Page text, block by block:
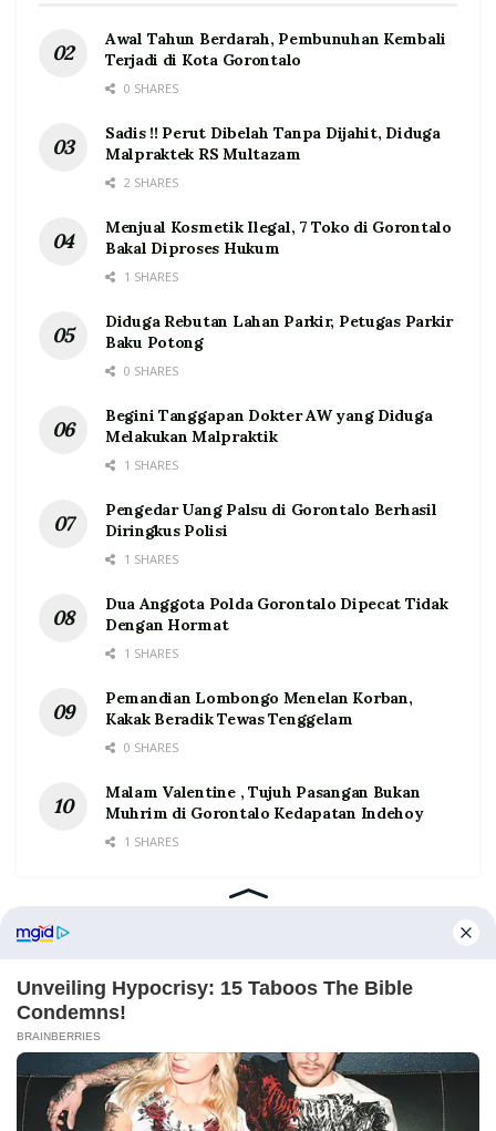
Awal Tahun Berdarah, Pembunuhan Kembali
Terjadi di Kota Gorontalo
0 SHARES
Sadis !! Perut Dibelah Tanpa Dijahit, Diduga
Malpraktek RS Multazam
2 SHARES
Menjual Kosmetik Ilegal, 7 Toko di Gorontalo
Bakal Diproses Hukum
1 SHARES
Diduga Rebutan Lahan Parkir, Petugas Parkir
Baku Potong
0 SHARES
Begini Tanggapan Dokter AW yang Diduga
Melakukan Malpraktik
1 SHARES
Pengedar Uang Palsu di Gorontalo Berhasil
Diringkus Polisi
1 SHARES
Dua Anggota Polda Gorontalo Dipecat Tidak
Dengan Hormat
1 SHARES
Pemandian Lombongo Menelan Korban,
Kakak Beradik Tewas Tenggelam
0 SHARES
Malam Valentine , Tujuh Pasangan Bukan
Muhrim di Gorontalo Kedapatan Indehoy
1 SHARES
Home Tentang Kontak Redaksi Pedoman Media Siber
©2026 Prosesnews.id. All Rights Reserved.